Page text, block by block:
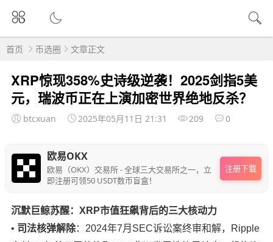
首页 币选圈 文章正文
XRP惊现358%史诗级逆袭！2025剑指5美
元，瑞波币正在上演加密世界绝地反杀？
btcxuan 2025年05月11日 21:31 209 0
欧易OKX
欧易（OKX）交易所 - 全球三大交易所之一，立
即注册可领50 USDT数币盲盒！
注册下载
沉默巨鲸苏醒：XRP市值狂飙背后的三大核动力
• ‌ 司法核弹解除‌：2024年7月SEC诉讼案终审和解，Ripple